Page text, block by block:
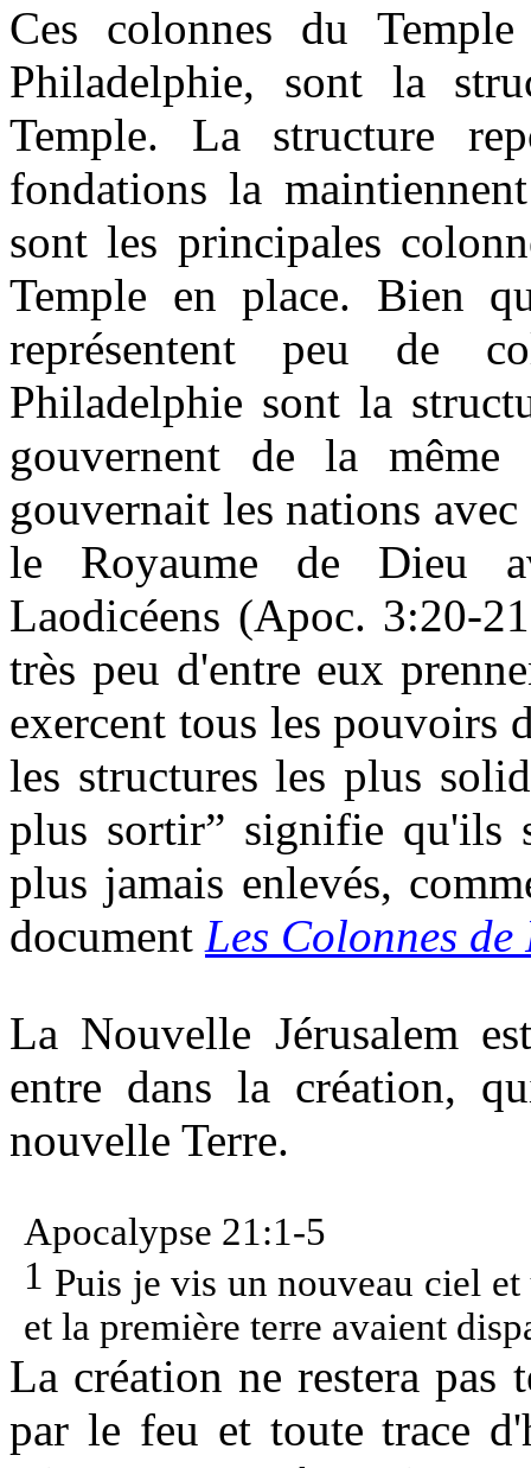
Ces colonnes du
Philadelphie, sont la
Temple. La structure
fondations la
sont les principales
Temple en place. Bien
représentent peu de
Philadelphie sont la
gouvernent de la
gouvernait les nations
le Royaume de Dieu
Laodicéens (Apoc. 3:20-
très peu d'entre eux
exercent tous les pouvoirs
les structures les plus
plus sortir” signifie qu'ils
plus jamais enlevés,
document Les Colonnes
La Nouvelle Jérusalem
entre dans la création,
nouvelle Terre.
Apocalypse 21:1-5
1 Puis je vis un nouveau ciel
et la première terre avaient
La création ne restera pas
par le feu et toute trace